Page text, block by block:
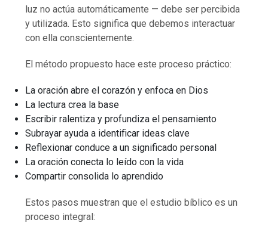
luz no actúa automáticamente — debe ser percibida
y utilizada. Esto significa que debemos interactuar
con ella conscientemente.
El método propuesto hace este proceso práctico:
La oración abre el corazón y enfoca en Dios
La lectura crea la base
Escribir ralentiza y profundiza el pensamiento
Subrayar ayuda a identificar ideas clave
Reflexionar conduce a un significado personal
La oración conecta lo leído con la vida
Compartir consolida lo aprendido
Estos pasos muestran que el estudio bíblico es un
proceso integral: